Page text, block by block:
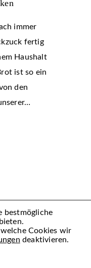
immer
fertig
Haushalt
ist so ein
den
bestmögliche
Cookies wir
deaktivieren.